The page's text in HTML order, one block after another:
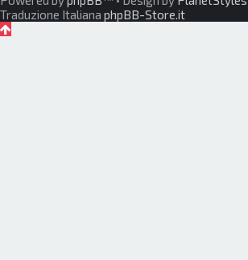
Traduzione Italiana phpBB-Store.it